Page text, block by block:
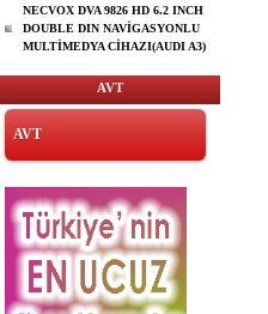
NECVOX DVA 9826 HD 6.2 INCH
DOUBLE DIN NAVİGASYONLU
MULTİMEDYA CİHAZI(AUDI A3)
AVT
AVT